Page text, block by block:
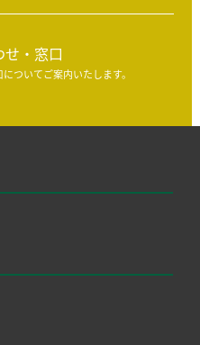
・窓口
ついてご案内いたします。